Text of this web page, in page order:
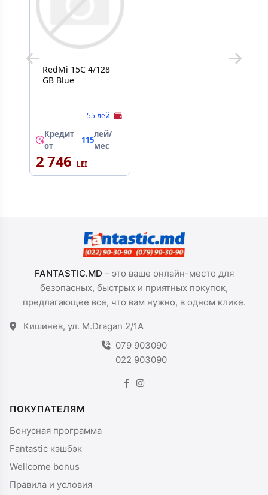
RedMi 15C 4/128
GB Blue
55 лей
Кредит
от
115
лей/
мес
2 746
FANTASTIC.MD – это ваше онлайн-место для
безопасных, быстрых и приятных покупок,
предлагающее все, что вам нужно, в одном клике.
Кишинев, ул. M.Dragan 2/1A
079 903090
022 903090
ПОКУПАТЕЛЯМ
Бонусная программа
Fantastic кэшбэк
Wellcome bonus
Правила и условия